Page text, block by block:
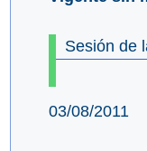
Sesión de
03/08/2011